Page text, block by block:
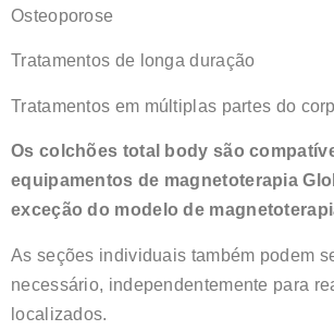
Osteoporose
Tratamentos de longa duração
Tratamentos em múltiplas partes do
Os colchões total body são
equipamentos de magnetoterapia
exceção do modelo de
As seções individuais também podem
necessário, independentemente para
localizados.